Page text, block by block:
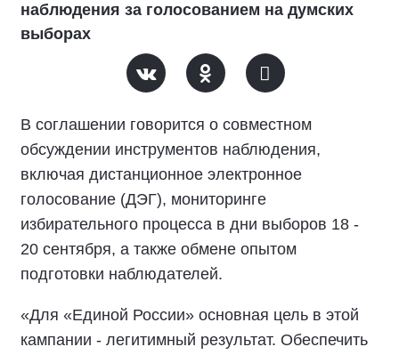
наблюдения за голосованием на думских
выборах
В соглашении говорится о совместном
обсуждении инструментов наблюдения,
включая дистанционное электронное
голосование (ДЭГ), мониторинге
избирательного процесса в дни выборов 18 -
20 сентября, а также обмене опытом
подготовки наблюдателей.
«Для «Единой России» основная цель в этой
кампании - легитимный результат. Обеспечить